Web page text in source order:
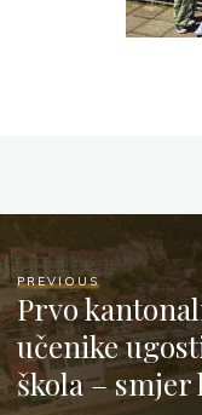
PREVIOUS
Prvo
učenike
škola –